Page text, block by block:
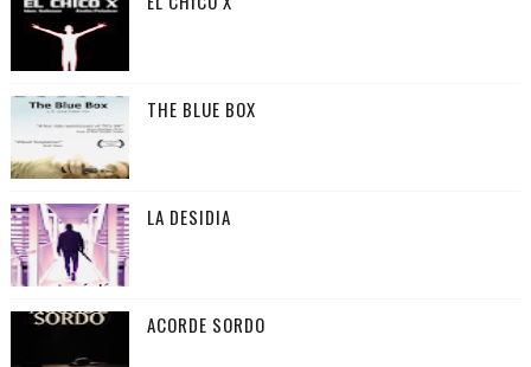
THE BLUE BOX
LA DESIDIA
ACORDE SORDO